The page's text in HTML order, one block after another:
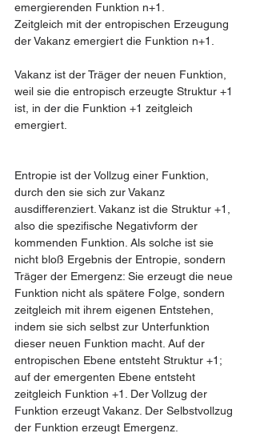
emergierenden Funktion n+1.
Zeitgleich mit der entropischen Erzeugung
der Vakanz emergiert die Funktion n+1.
Vakanz ist der Träger der neuen Funktion,
weil sie die entropisch erzeugte Struktur +1
ist, in der die Funktion +1 zeitgleich
emergiert.
Entropie ist der Vollzug einer Funktion,
durch den sie sich zur Vakanz
ausdifferenziert. Vakanz ist die Struktur +1,
also die spezifische Negativform der
kommenden Funktion. Als solche ist sie
nicht bloß Ergebnis der Entropie, sondern
Träger der Emergenz: Sie erzeugt die neue
Funktion nicht als spätere Folge, sondern
zeitgleich mit ihrem eigenen Entstehen,
indem sie sich selbst zur Unterfunktion
dieser neuen Funktion macht. Auf der
entropischen Ebene entsteht Struktur +1;
auf der emergenten Ebene entsteht
zeitgleich Funktion +1. Der Vollzug der
Funktion erzeugt Vakanz. Der Selbstvollzug
der Funktion erzeugt Emergenz.